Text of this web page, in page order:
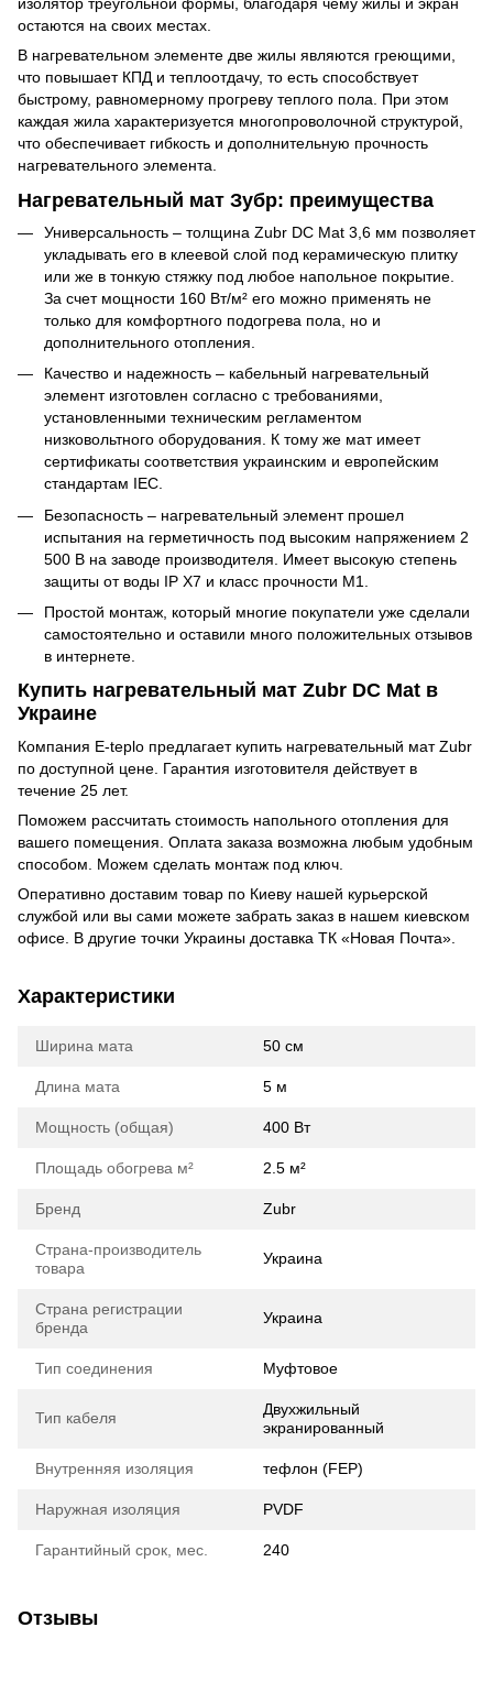
изолятор треугольной формы, благодаря чему жилы и экран
остаются на своих местах.
В нагревательном элементе две жилы являются греющими,
что повышает КПД и теплоотдачу, то есть способствует
быстрому, равномерному прогреву теплого пола. При этом
каждая жила характеризуется многопроволочной структурой,
что обеспечивает гибкость и дополнительную прочность
нагревательного элемента.
Нагревательный мат Зубр: преимущества
Универсальность – толщина Zubr DC Mat 3,6 мм позволяет
укладывать его в клеевой слой под керамическую плитку
или же в тонкую стяжку под любое напольное покрытие.
За счет мощности 160 Вт/м² его можно применять не
только для комфортного подогрева пола, но и
дополнительного отопления.
Качество и надежность – кабельный нагревательный
элемент изготовлен согласно с требованиями,
установленными техническим регламентом
низковольтного оборудования. К тому же мат имеет
сертификаты соответствия украинским и европейским
стандартам IEC.
Безопасность – нагревательный элемент прошел
испытания на герметичность под высоким напряжением 2
500 В на заводе производителя. Имеет высокую степень
защиты от воды IP X7 и класс прочности М1.
Простой монтаж, который многие покупатели уже сделали
самостоятельно и оставили много положительных отзывов
в интернете.
Купить нагревательный мат Zubr DC Mat в
Украине
Компания E-teplo предлагает купить нагревательный мат Zubr
по доступной цене. Гарантия изготовителя действует в
течение 25 лет.
Поможем рассчитать стоимость напольного отопления для
вашего помещения. Оплата заказа возможна любым удобным
способом. Можем сделать монтаж под ключ.
Оперативно доставим товар по Киеву нашей курьерской
службой или вы сами можете забрать заказ в нашем киевском
офисе. В другие точки Украины доставка ТК «Новая Почта».
Характеристики
Ширина мата 50 cм
Длина мата 5 м
Мощность (общая) 400 Вт
Площадь обогрева м² 2.5 м²
Бренд Zubr
Страна-производитель
товара
Украина
Страна регистрации
бренда
Украина
Тип соединения Муфтовое
Тип кабеля
Двухжильный
экранированный
Внутренняя изоляция тефлон (FEP)
Наружная изоляция PVDF
Гарантийный срок, мес. 240
Отзывы